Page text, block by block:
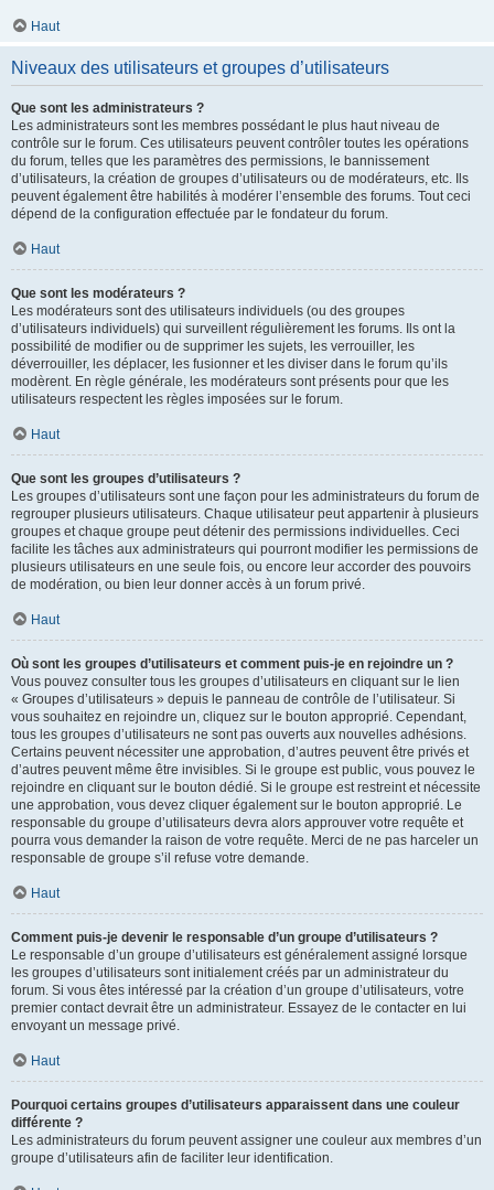
Haut
Niveaux des utilisateurs et groupes d’utilisateurs
Que sont les administrateurs ?
Les administrateurs sont les membres possédant le plus haut niveau de
contrôle sur le forum. Ces utilisateurs peuvent contrôler toutes les opérations
du forum, telles que les paramètres des permissions, le bannissement
d’utilisateurs, la création de groupes d’utilisateurs ou de modérateurs, etc. Ils
peuvent également être habilités à modérer l’ensemble des forums. Tout ceci
dépend de la configuration effectuée par le fondateur du forum.
Haut
Que sont les modérateurs ?
Les modérateurs sont des utilisateurs individuels (ou des groupes
d’utilisateurs individuels) qui surveillent régulièrement les forums. Ils ont la
possibilité de modifier ou de supprimer les sujets, les verrouiller, les
déverrouiller, les déplacer, les fusionner et les diviser dans le forum qu’ils
modèrent. En règle générale, les modérateurs sont présents pour que les
utilisateurs respectent les règles imposées sur le forum.
Haut
Que sont les groupes d’utilisateurs ?
Les groupes d’utilisateurs sont une façon pour les administrateurs du forum de
regrouper plusieurs utilisateurs. Chaque utilisateur peut appartenir à plusieurs
groupes et chaque groupe peut détenir des permissions individuelles. Ceci
facilite les tâches aux administrateurs qui pourront modifier les permissions de
plusieurs utilisateurs en une seule fois, ou encore leur accorder des pouvoirs
de modération, ou bien leur donner accès à un forum privé.
Haut
Où sont les groupes d’utilisateurs et comment puis-je en rejoindre un ?
Vous pouvez consulter tous les groupes d’utilisateurs en cliquant sur le lien
« Groupes d’utilisateurs » depuis le panneau de contrôle de l’utilisateur. Si
vous souhaitez en rejoindre un, cliquez sur le bouton approprié. Cependant,
tous les groupes d’utilisateurs ne sont pas ouverts aux nouvelles adhésions.
Certains peuvent nécessiter une approbation, d’autres peuvent être privés et
d’autres peuvent même être invisibles. Si le groupe est public, vous pouvez le
rejoindre en cliquant sur le bouton dédié. Si le groupe est restreint et nécessite
une approbation, vous devez cliquer également sur le bouton approprié. Le
responsable du groupe d’utilisateurs devra alors approuver votre requête et
pourra vous demander la raison de votre requête. Merci de ne pas harceler un
responsable de groupe s’il refuse votre demande.
Haut
Comment puis-je devenir le responsable d’un groupe d’utilisateurs ?
Le responsable d’un groupe d’utilisateurs est généralement assigné lorsque
les groupes d’utilisateurs sont initialement créés par un administrateur du
forum. Si vous êtes intéressé par la création d’un groupe d’utilisateurs, votre
premier contact devrait être un administrateur. Essayez de le contacter en lui
envoyant un message privé.
Haut
Pourquoi certains groupes d’utilisateurs apparaissent dans une couleur
différente ?
Les administrateurs du forum peuvent assigner une couleur aux membres d’un
groupe d’utilisateurs afin de faciliter leur identification.